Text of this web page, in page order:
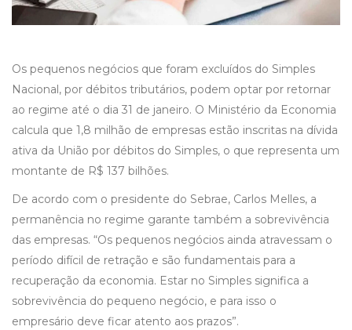
Os pequenos negócios que foram excluídos do Simples
Nacional, por débitos tributários, podem optar por retornar
ao regime até o dia 31 de janeiro. O Ministério da Economia
calcula que 1,8 milhão de empresas estão inscritas na dívida
ativa da União por débitos do Simples, o que representa um
montante de R$ 137 bilhões.
De acordo com o presidente do Sebrae, Carlos Melles, a
permanência no regime garante também a sobrevivência
das empresas. “Os pequenos negócios ainda atravessam o
período difícil de retração e são fundamentais para a
recuperação da economia. Estar no Simples significa a
sobrevivência do pequeno negócio, e para isso o
empresário deve ficar atento aos prazos”.